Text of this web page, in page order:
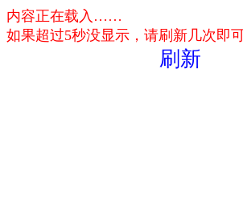
内容正在载入……
如果超过5秒没显示，请刷新几次即
刷新